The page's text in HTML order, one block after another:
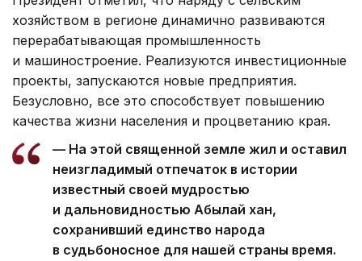
хозяйством в регионе динамично развиваются
перерабатывающая промышленность
и машиностроение. Реализуются инвестиционные
проекты, запускаются новые предприятия.
Безусловно, все это способствует повышению
качества жизни населения и процветанию края.
— На этой священной земле жил и оставил
неизгладимый отпечаток в истории
известный своей мудростью
и дальновидностью Абылай хан,
сохранивший единство народа
в судьбоносное для нашей страны время.